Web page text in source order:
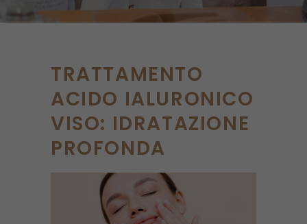
TRATTAMENTO
ACIDO IALURONICO
VISO: IDRATAZIONE
PROFONDA